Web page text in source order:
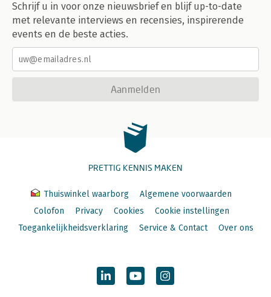
Schrijf u in voor onze nieuwsbrief en blijf up-to-date
met relevante interviews en recensies, inspirerende
events en de beste acties.
Aanmelden
PRETTIG KENNIS MAKEN
Thuiswinkel waarborg
Algemene voorwaarden
Colofon
Privacy Cookies
Cookie instellingen
Toegankelijkheidsverklaring
Service & Contact Over ons